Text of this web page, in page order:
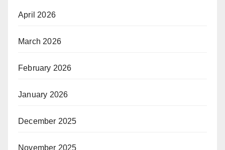
April 2026
March 2026
February 2026
January 2026
December 2025
November 2025